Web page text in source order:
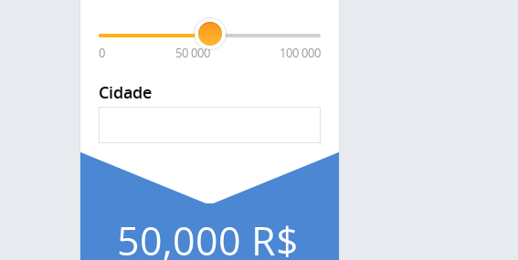
0 50 000 100 000
Cidade
50,000 R$